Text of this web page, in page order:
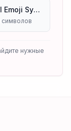
Technical Emoji Symbols
символов
нужные